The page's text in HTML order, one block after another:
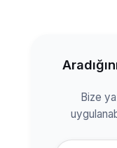
Bize